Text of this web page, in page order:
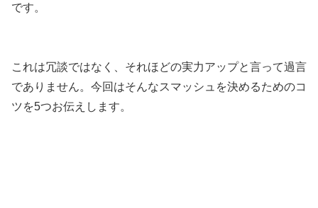
です。
これは冗談ではなく、それほどの実力アップと言って過言
でありません。今回はそんなスマッシュを決めるためのコ
ツを5つお伝えします。